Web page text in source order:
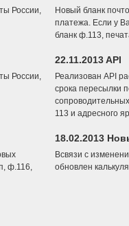
России,
Новый бланк
платежа. Если у
бланк ф.113,
России,
22.11.2013 API
Реализован API
срока пересылки
113 и адресного
ф.116,
18.02.2013
Всвязи с
обновлен